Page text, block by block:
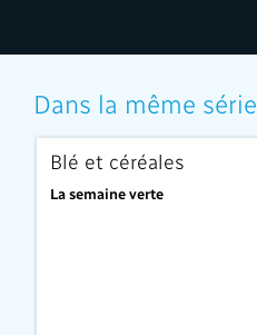
Dans la même série
Blé et céréales
La semaine verte